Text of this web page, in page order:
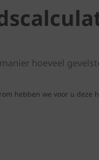
hoeveel
hebben we voor u